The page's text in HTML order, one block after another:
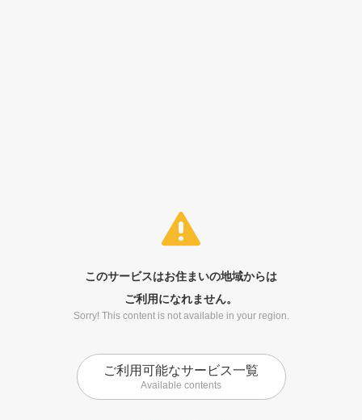
このサービスはお住まいの地域からは
ご利用になれません。
Sorry! This content is not available in your region.
ご利用可能なサービス一覧
Available contents